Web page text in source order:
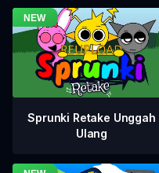
Sprunki Retake Unggah
Ulang